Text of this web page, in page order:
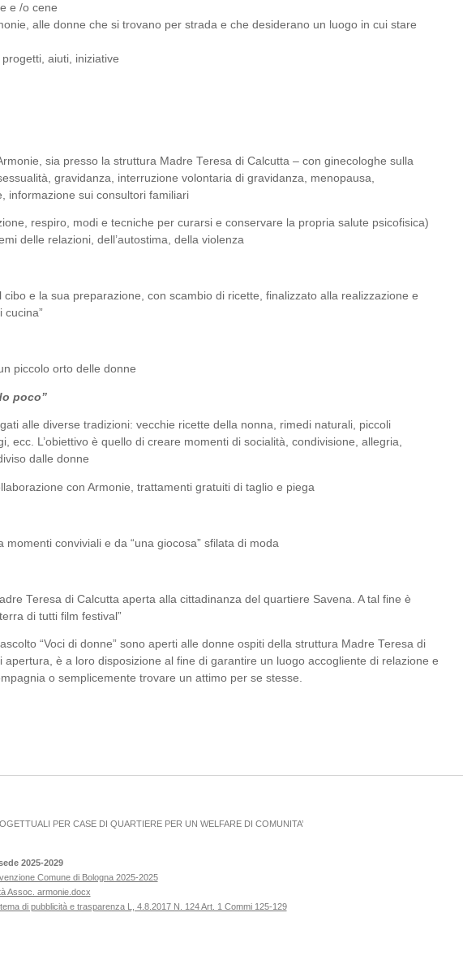
e /o cene
alle donne che si trovano per strada e che desiderano un luogo in cui stare
aiuti, iniziative
sia presso la struttura Madre Teresa di Calcutta – con ginecologhe sulla
gravidanza, interruzione volontaria di gravidanza, menopausa,
informazione sui consultori familiari
respiro, modi e tecniche per curarsi e conservare la propria salute psicofisica)
delle relazioni, dell’autostima, della violenza
e la sua preparazione, con scambio di ricette, finalizzato alla realizzazione e
cucina”
piccolo orto delle donne
poco”
alle diverse tradizioni: vecchie ricette della nonna, rimedi naturali, piccoli
L’obiettivo è quello di creare momenti di socialità, condivisione, allegria,
dalle donne
con Armonie, trattamenti gratuiti di taglio e piega
conviviali e da “una giocosa” sfilata di moda
Teresa di Calcutta aperta alla cittadinanza del quartiere Savena. A tal fine è
di tutti film festival”
“Voci di donne” sono aperti alle donne ospiti della struttura Madre Teresa di
è a loro disposizione al fine di garantire un luogo accogliente di relazione e
o semplicemente trovare un attimo per se stesse.
PER CASE DI QUARTIERE PER UN WELFARE DI COMUNITA’
2025-2029
Comune di Bologna 2025-2025
Assoc. armonie.docx
di pubblicità e trasparenza L, 4.8.2017 N. 124 Art. 1 Commi 125-129